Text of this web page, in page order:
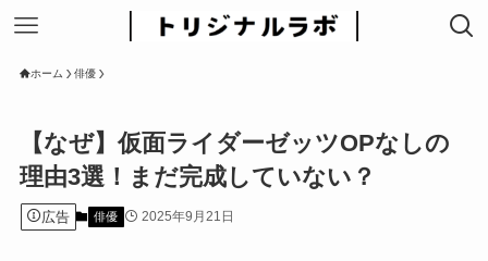
ホーム 俳優
【なぜ】仮面ライダーゼッツOPなしの
理由3選！まだ完成していない？
広告 俳優 2025年9月21日